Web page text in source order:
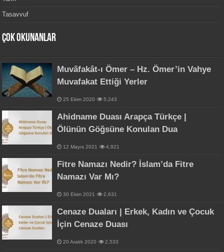
Tasavvuf
Çok Okunanlar
Muvâfakât-ı Ömer – Hz. Ömer’in Vahye
Muvafakat Ettiği Yerler
25 Ekim 2020 5,243
Ahidname Duası Arapça Türkçe |
Ölünün Göğsüne Konulan Dua
12 Mayıs 2021 4,921
Fitre Namazı Nedir? İslam’da Fitre
Namazı Var Mı?
30 Ekim 2021 2,631
Cenaze Duaları | Erkek, Kadın ve Çocuk
İçin Cenaze Duası
20 Aralık 2020 2,533